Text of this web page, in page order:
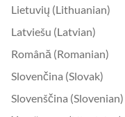
Lietuvių (Lithuanian)
Latviešu (Latvian)
Română (Romanian)
Slovenčina (Slovak)
Slovenščina (Slovenian)